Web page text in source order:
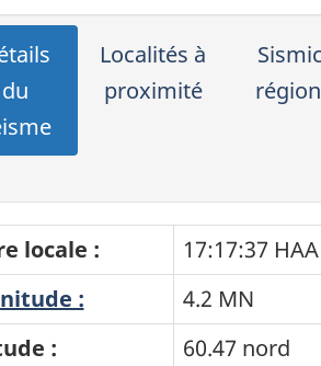
du
Localités à
proximité
locale :
17:17:37 HAA
:
4.2 MN
:
60.47 nord